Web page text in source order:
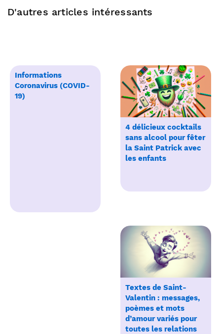
D'autres articles intéressants
Informations
Coronavirus (COVID-
19)
4 délicieux cocktails
sans alcool pour fêter
la Saint Patrick avec
les enfants
Textes de Saint-
Valentin : messages,
poèmes et mots
d’amour variés pour
toutes les relations